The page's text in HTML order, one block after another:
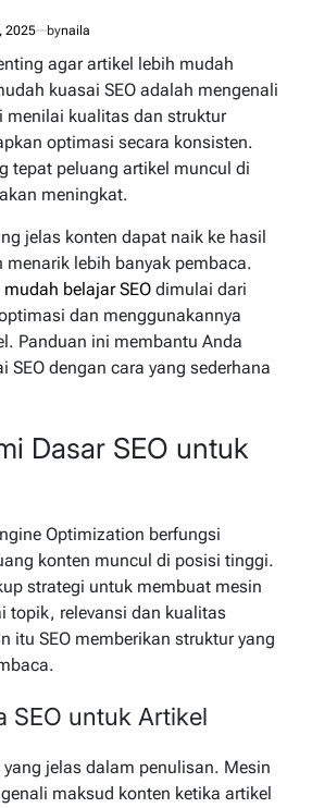
2025 bynaila
agar artikel lebih mudah
kuasai SEO adalah mengenali
menilai kualitas dan struktur
optimasi secara konsisten.
tepat peluang artikel muncul di
meningkat.
jelas konten dapat naik ke hasil
menarik lebih banyak pembaca.
belajar SEO dimulai dari
dan menggunakannya
Panduan ini membantu Anda
SEO dengan cara yang sederhana
Dasar SEO untuk
Optimization berfungsi
konten muncul di posisi tinggi.
strategi untuk membuat mesin
topik, relevansi dan kualitas
itu SEO memberikan struktur yang
SEO untuk Artikel
yang jelas dalam penulisan. Mesin
maksud konten ketika artikel